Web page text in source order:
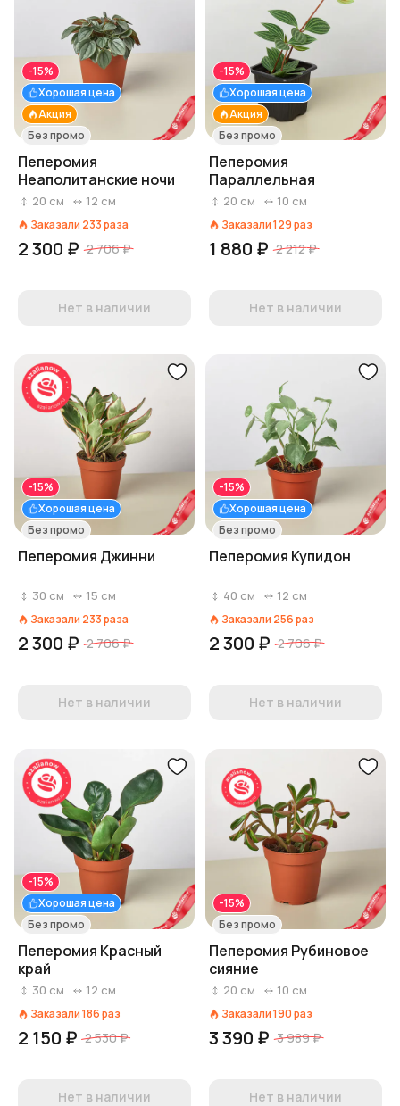
Акция
Хорошая цена
-15%
Без промо
Пеперомия
Неаполитанские ночи
20 см 12 см
Заказали 233раза
2 300 ₽ 2 706 ₽
Нет в наличии
Акция
Хорошая цена
-15%
Без промо
Пеперомия
Параллельная
20 см 10 см
Заказали129раз
1 880 ₽ 2 212 ₽
Нет в наличии
Хорошая цена
-15%
Без промо
Пеперомия Джинни
30 см 15 см
Заказали 233раза
2 300 ₽ 2 706 ₽
Нет в наличии
Хорошая цена
-15%
Без промо
Пеперомия Купидон
40 см 12 см
Заказали 256раз
2 300 ₽ 2 706 ₽
Нет в наличии
Хорошая цена
-15%
Без промо
Пеперомия Красный
край
30 см 12 см
Заказали186раз
2 150 ₽ 2 530 ₽
Нет в наличии
-15%
Без промо
Пеперомия Рубиновое
сияние
20 см 10 см
Заказали190раз
3 390 ₽ 3 989 ₽
Нет в наличии